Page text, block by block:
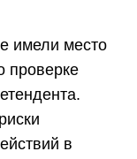
имели место
проверке
в